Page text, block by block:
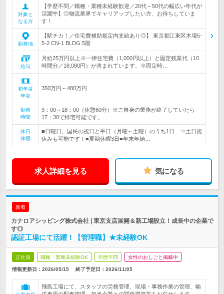
対象と
なる方
【学歴不問／職種・業種未経験歓迎／20代～50代の幅広い年代が
活躍中】◎物流業界でキャリアップしたい方、お待ちしていま
す！
勤務地
【駅チカ！／住宅費補助規定内支給あり◎】 東京都江東区木場5-
5-2 CN-1 BLDG.5階
給与
月給25万円以上※一律住宅費（1,000円以上）と固定残業代（10
時間分／18,080円）が含まれています。※固定時…
初年度
年収
350万円～480万円
勤務
時間
9：00～18：00（休憩60分）※ご自身の業務が終了していたら
17：30で帰宅可能です。
休日
休暇
■日曜日、国民の祝日と平日（月曜～土曜）のうち1日 ⇒土日祝
休みも可能です！■夏期休暇3日■年末年始…
求人詳細を見る 気になる
新着
カナロアシッピング株式会社 | 東京支店展開＆新工場設立！成長中の企業で
す◎
認証工場にて活躍！【管理職】★未経験OK
正社員 職種・業種未経験OK 学歴不問 女性のおしごと掲載中
情報更新日：2026/05/15 終了予定日： 2026/11/05
飛島工場にて、スタッフの労務管理、現場・事務作業の管理、輸